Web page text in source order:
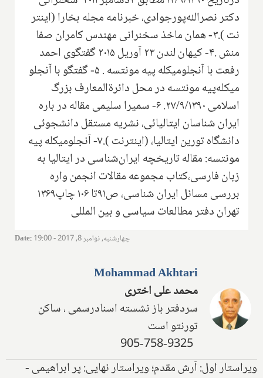
دکتر نصرالله‌پور‌جوادی، خبرنامه مجله بخارا (اینتر
نت ).۳- ‌همان ماخذ سخنرانی مهندس کامران صفا
منش .۴- کیهان لندن ۲۳ آوریل ۲۰۱۵ گفتگو‌ی احمد
رفعت با آنجلو‌میکله پیه مونتسه . ۵- ‌گفتگو با آنجلو
میکله‌پیه مونتسه در محل دائرةالمعارف بزرگ
اسلامی ۲۷/۹/۱۳۹۰. ۶- سمیرا سلیمی مقاله در باره
ایران شناسان ایتالیائی، نشریه مستقل دانشجوئی
دانشگاه تورین ایتالیا، (اینترنت ).۷-‌ آنجلو‌میکله پیه
مونتسه‌: مقاله تاریخچه ایران‌شناسی در ایتالیا‌ به
زبان فارسی،کتاب مجموعه مقالات انجمن واره
بررسی مسائل ایران شناسی، ص۹۱تا ۱۰۶ چاپ۱۳۶۹
تهران دفتر مطالعات سیاسی و بین المللی‌
Date: چهارشنبه, نوامبر 8, 2017 - 19:00
Mohammad Akhtari
محمد علی اختری
سردفتر باز نشسته اسنادرسمی ، ساکن
تورنتو است
ویراستار اول: آرش مقدم؛ ویراستار نهایی: پر ابراهیمی -